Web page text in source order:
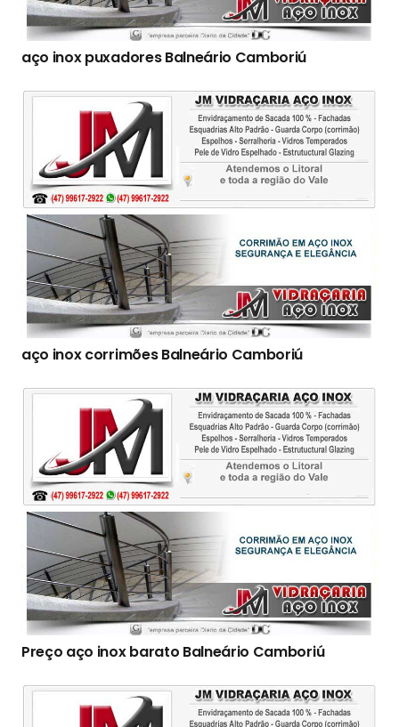
aço inox puxadores Balneário Camboriú
aço inox corrimões Balneário Camboriú
Preço aço inox barato Balneário Camboriú